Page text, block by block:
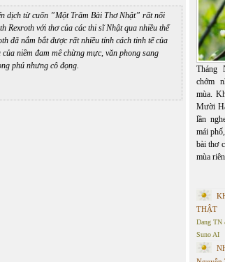
dịch từ cuốn ”Một Trăm Bài Thơ Nhật” rất nổi
Rexroth với thơ của các thi sĩ Nhật qua nhiều thế
đã nắm bắt được rất nhiều tính cách tinh tế của
niềm đam mê chừng mực, văn phong sang
phú nhưng cô đọng.
Tháng
chớm
mùa.
Mười
lần
mái
bài thơ
mùa
THẬT
Dang TN
Suno AI